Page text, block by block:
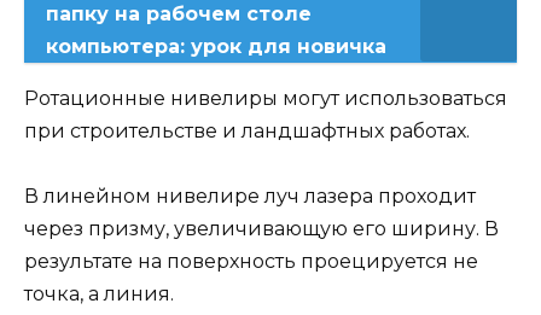
папку на рабочем столе
компьютера: урок для новичка
Ротационные нивелиры могут использоваться
при строительстве и ландшафтных работах.
В линейном нивелире луч лазера проходит
через призму, увеличивающую его ширину. В
результате на поверхность проецируется не
точка, а линия.